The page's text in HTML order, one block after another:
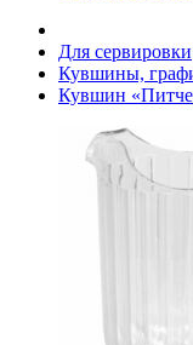
Для сервировки
Кувшины,
Кувшин